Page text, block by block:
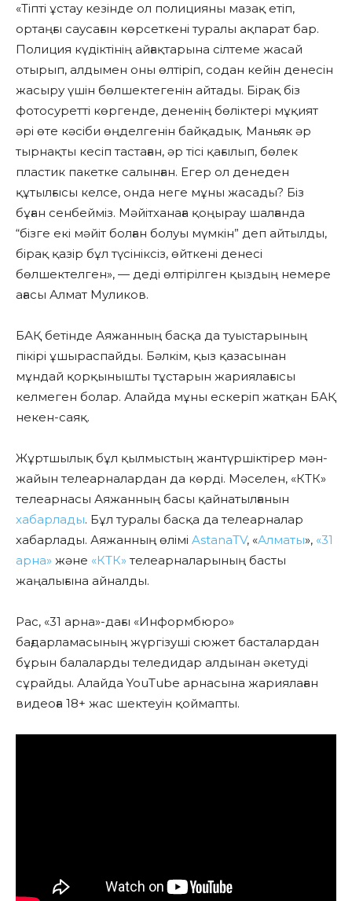
«Тіпті ұстау кезінде ол полицияны мазақ етіп,
ортаңғы саусағын көрсеткені туралы ақпарат бар.
Полиция күдіктінің айғақтарына сілтеме жасай
отырып, алдымен оны өлтіріп, содан кейін денесін
жасыру үшін бөлшектегенін айтады. Бірақ біз
фотосуретті көргенде, дененің бөліктері мұқият
әрі өте кәсіби өңделгенін байқадық. Маньяк әр
тырнақты кесіп тастаған, әр тісі қағылып, бөлек
пластик пакетке салынған. Егер ол денеден
құтылғысы келсе, онда неге мұны жасады? Біз
бұған сенбейміз. Мәйітханаға қоңырау шалғанда
“бізге екі мәйіт болған болуы мүмкін” деп айтылды,
бірақ қазір бұл түсініксіз, өйткені денесі
бөлшектелген», — деді өлтірілген қыздың немере
ағасы Алмат Муликов.
БАҚ бетінде Аяжанның басқа да туыстарының
пікірі ұшыраспайды. Бәлкім, қыз қазасынан
мұндай қорқынышты тұстарын жариялағысы
келмеген болар. Алайда мұны ескеріп жатқан БАҚ
некен-саяқ.
Жұртшылық бұл қылмыстың жантүршіктірер мән-
жайын телеарналардан да көрді. Мәселен, «КТК»
телеарнасы Аяжанның басы қайнатылғанын
хабарлады. Бұл туралы басқа да телеарналар
хабарлады. Аяжанның өлімі AstanaTV, «Алматы», «31
арна» және «КТК» телеарналарының басты
жаңалығына айналды.
Рас, «31 арна»-дағы «Информбюро»
бағдарламасының жүргізуші сюжет басталардан
бұрын балаларды теледидар алдынан әкетуді
сұрайды. Алайда YouTube арнасына жариялаған
видеоға 18+ жас шектеуін қоймапты.